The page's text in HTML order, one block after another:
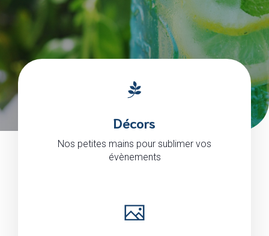
Décors
Nos petites mains pour sublimer vos
évènements